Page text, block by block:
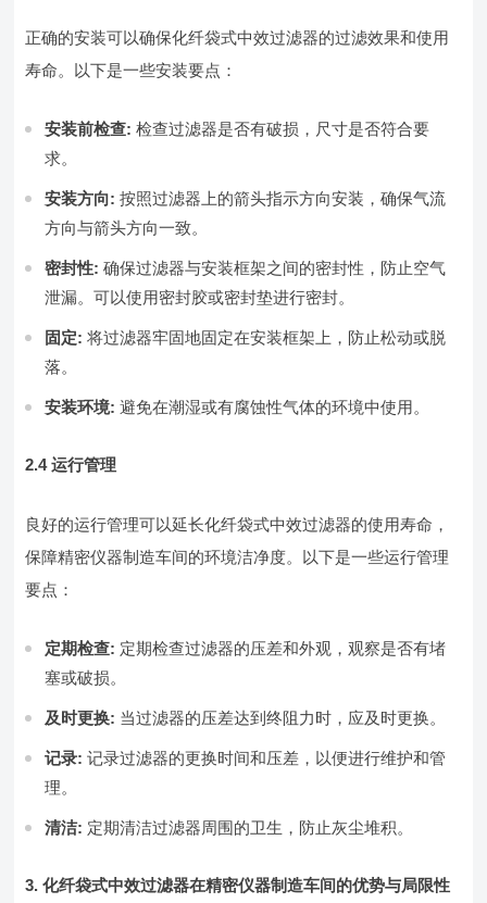
正确的安装可以确保化纤袋式中效过滤器的过滤效果和使用
寿命。以下是一些安装要点：
安装前检查: 检查过滤器是否有破损，尺寸是否符合要
求。
安装方向: 按照过滤器上的箭头指示方向安装，确保气流
方向与箭头方向一致。
密封性: 确保过滤器与安装框架之间的密封性，防止空气
泄漏。可以使用密封胶或密封垫进行密封。
固定: 将过滤器牢固地固定在安装框架上，防止松动或脱
落。
安装环境: 避免在潮湿或有腐蚀性气体的环境中使用。
2.4 运行管理
良好的运行管理可以延长化纤袋式中效过滤器的使用寿命，
保障精密仪器制造车间的环境洁净度。以下是一些运行管理
要点：
定期检查: 定期检查过滤器的压差和外观，观察是否有堵
塞或破损。
及时更换: 当过滤器的压差达到终阻力时，应及时更换。
记录: 记录过滤器的更换时间和压差，以便进行维护和管
理。
清洁: 定期清洁过滤器周围的卫生，防止灰尘堆积。
3. 化纤袋式中效过滤器在精密仪器制造车间的优势与局限性